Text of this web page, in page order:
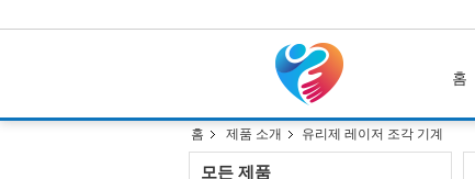
홈
홈 제품 소개 유리제 레이저 조각 기계
모든 제품